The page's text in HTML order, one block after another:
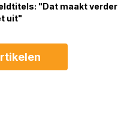
"Dat maakt verder
uit"